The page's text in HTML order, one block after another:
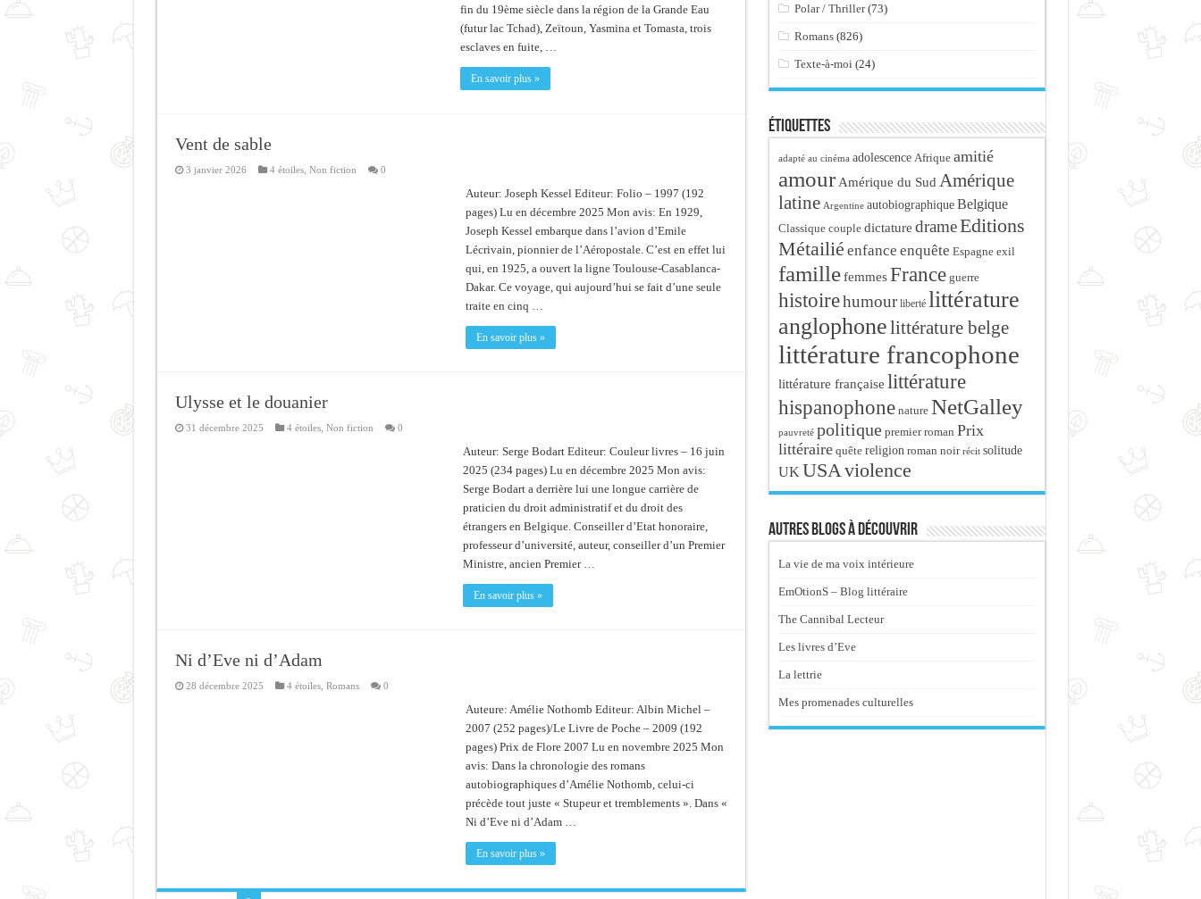
fin du 19ème siècle dans la région de la Grande Eau
(futur lac Tchad), Zeïtoun, Yasmina et Tomasta, trois
esclaves en fuite, …
En savoir plus »
Vent de sable
3 janvier 2026 4 étoiles, Non fiction 0
Auteur: Joseph Kessel Editeur: Folio – 1997 (192
pages) Lu en décembre 2025 Mon avis: En 1929,
Joseph Kessel embarque dans l’avion d’Emile
Lécrivain, pionnier de l’Aéropostale. C’est en effet lui
qui, en 1925, a ouvert la ligne Toulouse-Casablanca-
Dakar. Ce voyage, qui aujourd’hui se fait d’une seule
traite en cinq …
En savoir plus »
Ulysse et le douanier
31 décembre 2025 4 étoiles, Non fiction 0
Auteur: Serge Bodart Editeur: Couleur livres – 16 juin
2025 (234 pages) Lu en décembre 2025 Mon avis:
Serge Bodart a derrière lui une longue carrière de
praticien du droit administratif et du droit des
étrangers en Belgique. Conseiller d’Etat honoraire,
professeur d’université, auteur, conseiller d’un Premier
Ministre, ancien Premier …
En savoir plus »
Ni d’Eve ni d’Adam
28 décembre 2025 4 étoiles, Romans 0
Auteure: Amélie Nothomb Editeur: Albin Michel –
2007 (252 pages)/Le Livre de Poche – 2009 (192
pages) Prix de Flore 2007 Lu en novembre 2025 Mon
avis: Dans la chronologie des romans
autobiographiques d’Amélie Nothomb, celui-ci
précède tout juste « Stupeur et tremblements ». Dans «
Ni d’Eve ni d’Adam …
En savoir plus »
Polar / Thriller(73)
Romans (826)
Texte-à-moi (24)
Étiquettes
adapté au cinéma adolescence Afrique amitié
amour Amérique du Sud Amérique
latine Argentine autobiographique Belgique
Classique couple dictature drameEditions
Métailié enfance enquête Espagne exil
famille femmes France guerre
histoirehumour liberté littérature
anglophonelittérature belge
littérature francophone
littérature française littérature
hispanophone nature NetGalley
pauvreté politique premier roman Prix
littéraire quête religion roman noir récit solitude
UK USA violence
Autres blogs à découvrir
La vie de ma voix intérieure
EmOtionS – Blog littéraire
The Cannibal Lecteur
Les livres d’Eve
La lettrie
Mes promenades culturelles